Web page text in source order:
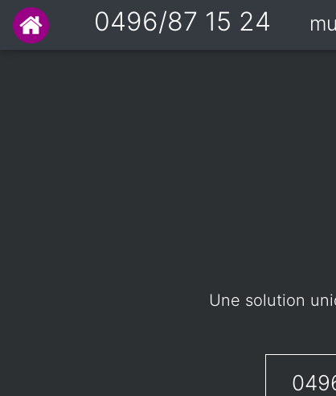
0496/87 15 24
Une solution